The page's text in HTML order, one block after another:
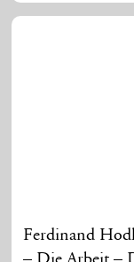
Ferdinand